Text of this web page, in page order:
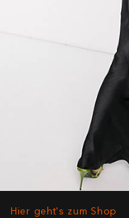
Hier geht's zum Shop